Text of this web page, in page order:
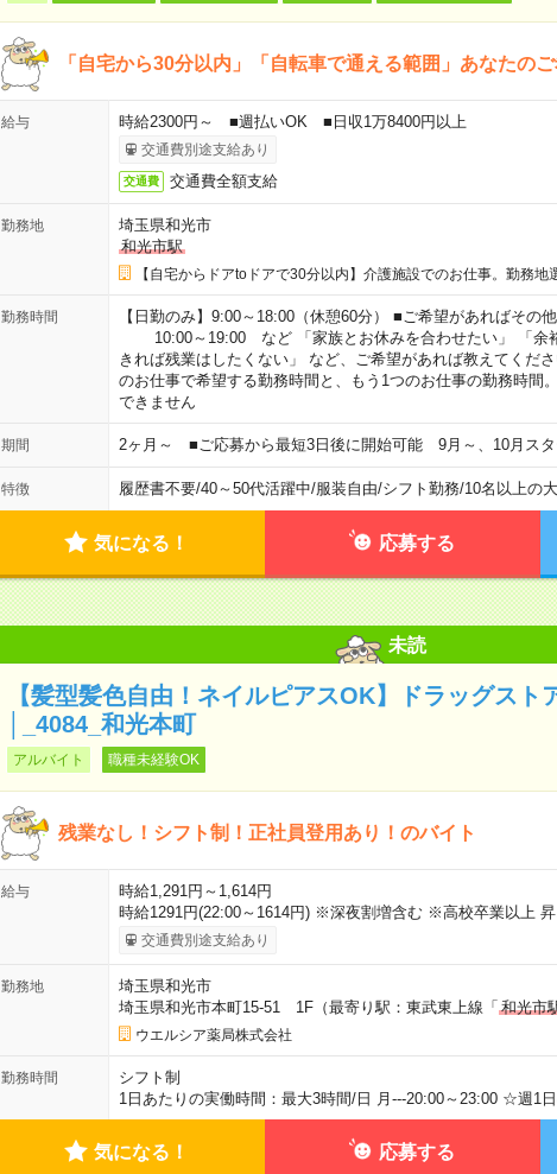
「自宅から30分以内」「自転車で通える範囲」あなたの
給与 時給2300円～ ■週払いOK ■日収1万8400円以上
交通費別途支給あり
交通費 交通費全額支給
勤務地
埼玉県和光市
和光市駅
【自宅からドアtoドアで30分以内】介護施設でのお仕事。勤務地
勤務時間
【日勤のみ】9:00～18:00（休憩60分） ■ご希望があればその
10:00～19:00 など 「家族とお休みを合わせたい」 「余
きれば残業はしたくない」 など、ご希望があれば教えてくだ
のお仕事で希望する勤務時間と、もう1つのお仕事の勤務時間
できません
期間 2ヶ月～ ■ご応募から最短3日後に開始可能 9月～、10月スタ
特徴 履歴書不要/40～50代活躍中/服装自由/シフト勤務/10名以上の
気になる！ 応募する
未読
【髪型髪色自由！ネイルピアスOK】ドラッグスト
│_4084_和光本町
アルバイト 職種未経験OK
残業なし！シフト制！正社員登用あり！のバイト
給与
時給1,291円～1,614円
時給1291円(22:00～1614円) ※深夜割増含む ※高校卒業以上 昇
交通費別途支給あり
勤務地
埼玉県和光市
埼玉県和光市本町15-51 1F（最寄り駅：東武東上線「和光市
ウエルシア薬局株式会社
勤務時間
シフト制
1日あたりの実働時間：最大3時間/日 月---20:00～23:00 ☆週1
気になる！ 応募する